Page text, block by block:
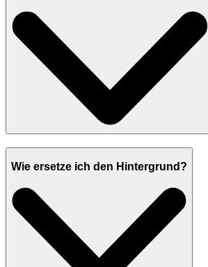
Wie ersetze ich den Hintergrund?